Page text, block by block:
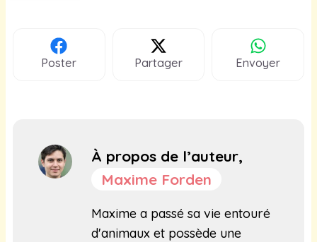
Poster Partager Envoyer
À propos de l’auteur,
Maxime Forden
Maxime a passé sa vie entouré
d'animaux et possède une